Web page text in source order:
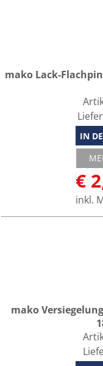
mako Lack-
IN
€
inkl.
mako